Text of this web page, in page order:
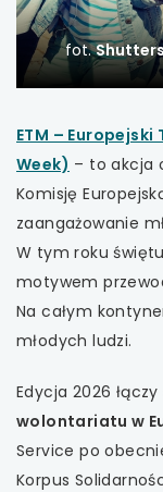
fot.
ETM –
Week) uwaga,
link
otwiera
się
w
nowej
karcie
– to akcja
Komisję
zaangażowanie
W tym roku
motywem
Na całym
młodych ludzi.
Edycja 2026
wolontariatu w
Service po
Korpus